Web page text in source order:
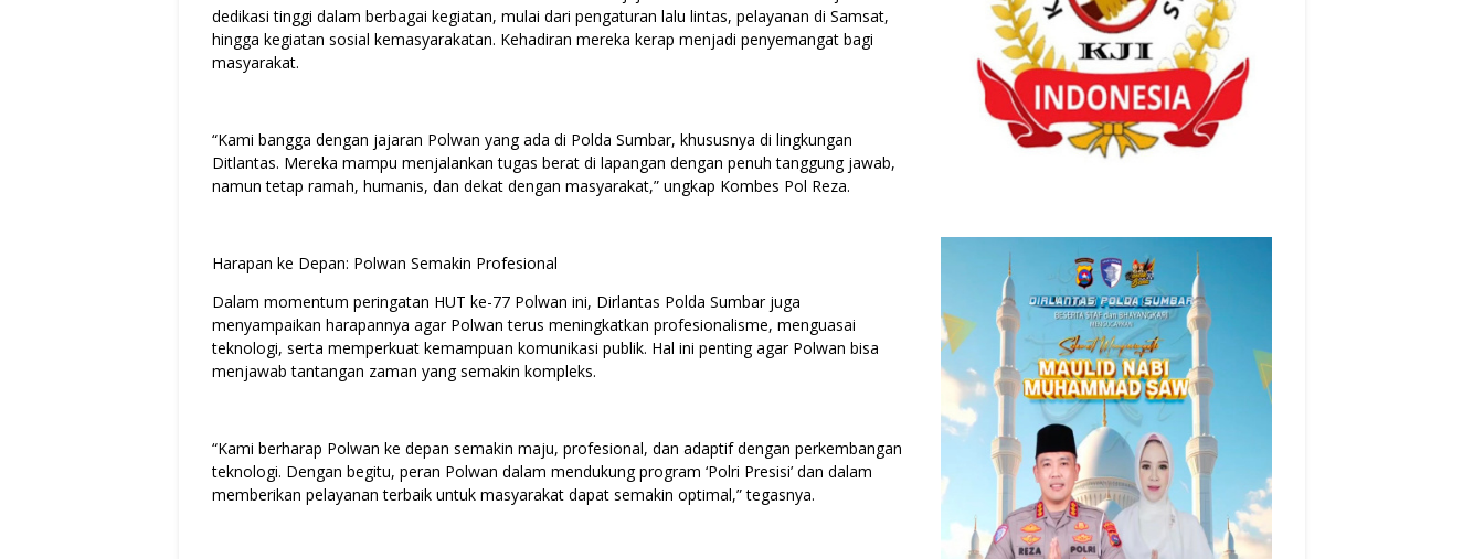
dedikasi tinggi dalam berbagai kegiatan, mulai dari pengaturan lalu lintas, pelayanan di Samsat,
hingga kegiatan sosial kemasyarakatan. Kehadiran mereka kerap menjadi penyemangat bagi
masyarakat.
“Kami bangga dengan jajaran Polwan yang ada di Polda Sumbar, khususnya di lingkungan
Ditlantas. Mereka mampu menjalankan tugas berat di lapangan dengan penuh tanggung jawab,
namun tetap ramah, humanis, dan dekat dengan masyarakat,” ungkap Kombes Pol Reza.
Harapan ke Depan: Polwan Semakin Profesional
Dalam momentum peringatan HUT ke-77 Polwan ini, Dirlantas Polda Sumbar juga
menyampaikan harapannya agar Polwan terus meningkatkan profesionalisme, menguasai
teknologi, serta memperkuat kemampuan komunikasi publik. Hal ini penting agar Polwan bisa
menjawab tantangan zaman yang semakin kompleks.
“Kami berharap Polwan ke depan semakin maju, profesional, dan adaptif dengan perkembangan
teknologi. Dengan begitu, peran Polwan dalam mendukung program ‘Polri Presisi’ dan dalam
memberikan pelayanan terbaik untuk masyarakat dapat semakin optimal,” tegasnya.